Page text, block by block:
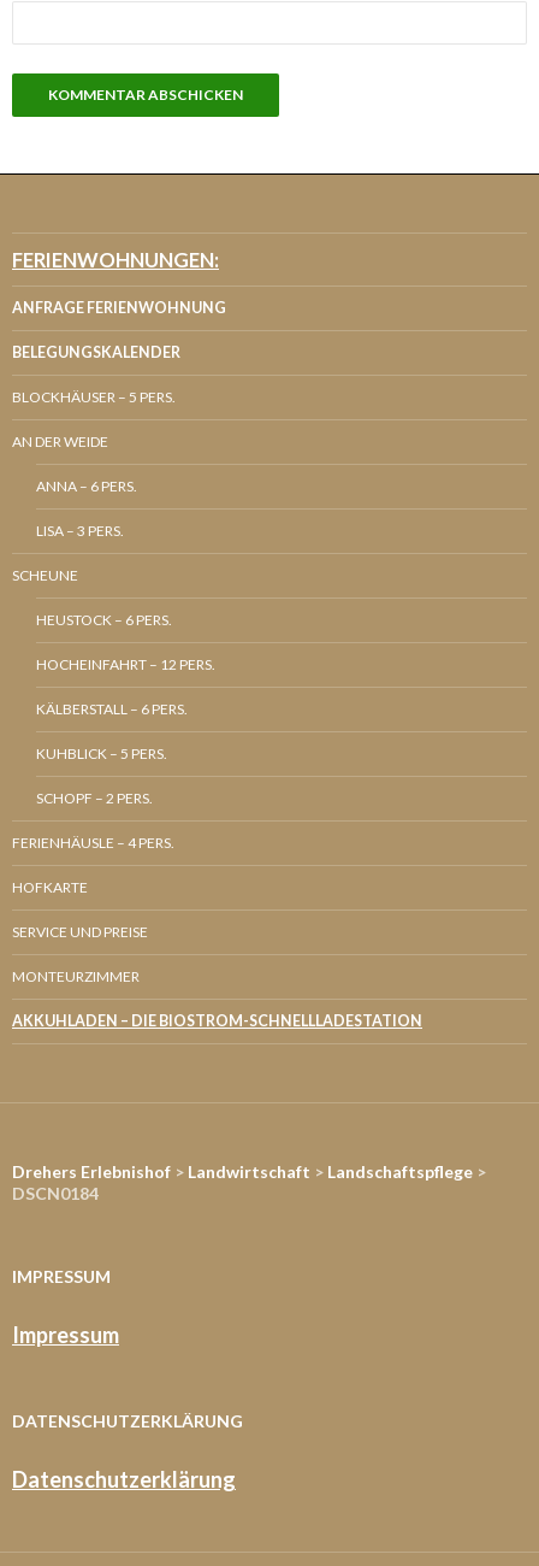
FERIENWOHNUNGEN:
ANFRAGE FERIENWOHNUNG
BELEGUNGSKALENDER
BLOCKHÄUSER – 5 PERS.
AN DER WEIDE
ANNA – 6 PERS.
LISA – 3 PERS.
SCHEUNE
HEUSTOCK – 6 PERS.
HOCHEINFAHRT – 12 PERS.
KÄLBERSTALL – 6 PERS.
KUHBLICK – 5 PERS.
SCHOPF – 2 PERS.
FERIENHÄUSLE – 4 PERS.
HOFKARTE
SERVICE UND PREISE
MONTEURZIMMER
AKKUHLADEN – DIE BIOSTROM-SCHNELLLADESTATION
Drehers Erlebnishof > Landwirtschaft > Landschaftspflege >
DSCN0184
IMPRESSUM
Impressum
DATENSCHUTZERKLÄRUNG
Datenschutzerklärung